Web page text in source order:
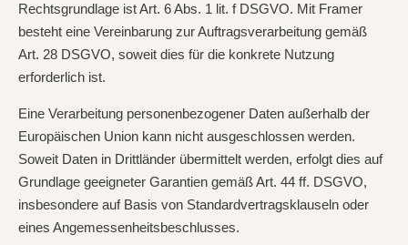
Rechtsgrundlage ist Art. 6 Abs. 1 lit. f DSGVO. Mit Framer
besteht eine Vereinbarung zur Auftragsverarbeitung gemäß
Art. 28 DSGVO, soweit dies für die konkrete Nutzung
erforderlich ist.
Eine Verarbeitung personenbezogener Daten außerhalb der
Europäischen Union kann nicht ausgeschlossen werden.
Soweit Daten in Drittländer übermittelt werden, erfolgt dies auf
Grundlage geeigneter Garantien gemäß Art. 44 ff. DSGVO,
insbesondere auf Basis von Standardvertragsklauseln oder
eines Angemessenheitsbeschlusses.